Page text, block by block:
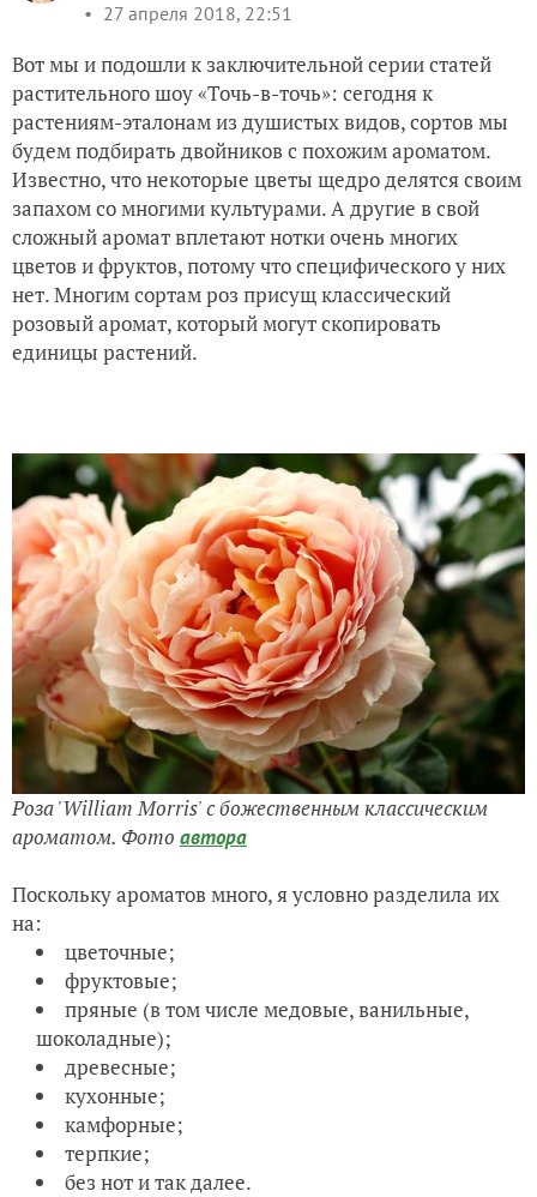
27 апреля 2018, 22:51
Вот мы и подошли к заключительной серии статей
растительного шоу «Точь-в-точь»: сегодня к
растениям-эталонам из душистых видов, сортов мы
будем подбирать двойников с похожим ароматом.
Известно, что некоторые цветы щедро делятся своим
запахом со многими культурами. А другие в свой
сложный аромат вплетают нотки очень многих
цветов и фруктов, потому что специфического у них
нет. Многим сортам роз присущ классический
розовый аромат, который могут скопировать
единицы растений.
Роза 'William Morris' с божественным классическим
ароматом. Фото автора
Поскольку ароматов много, я условно разделила их
на:
цветочные;
фруктовые;
пряные (в том числе медовые, ванильные,
шоколадные);
древесные;
кухонные;
камфорные;
терпкие;
без нот и так далее.